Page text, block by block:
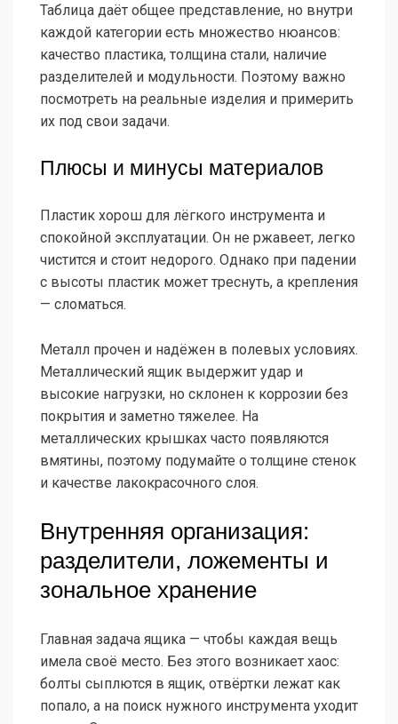
Таблица даёт общее представление, но внутри
каждой категории есть множество нюансов:
качество пластика, толщина стали, наличие
разделителей и модульности. Поэтому важно
посмотреть на реальные изделия и примерить
их под свои задачи.
Плюсы и минусы материалов
Пластик хорош для лёгкого инструмента и
спокойной эксплуатации. Он не ржавеет, легко
чистится и стоит недорого. Однако при падении
с высоты пластик может треснуть, а крепления
— сломаться.
Металл прочен и надёжен в полевых условиях.
Металлический ящик выдержит удар и
высокие нагрузки, но склонен к коррозии без
покрытия и заметно тяжелее. На
металлических крышках часто появляются
вмятины, поэтому подумайте о толщине стенок
и качестве лакокрасочного слоя.
Внутренняя организация:
разделители, ложементы и
зональное хранение
Главная задача ящика — чтобы каждая вещь
имела своё место. Без этого возникает хаос:
болты сыплются в ящик, отвёртки лежат как
попало, а на поиск нужного инструмента уходит